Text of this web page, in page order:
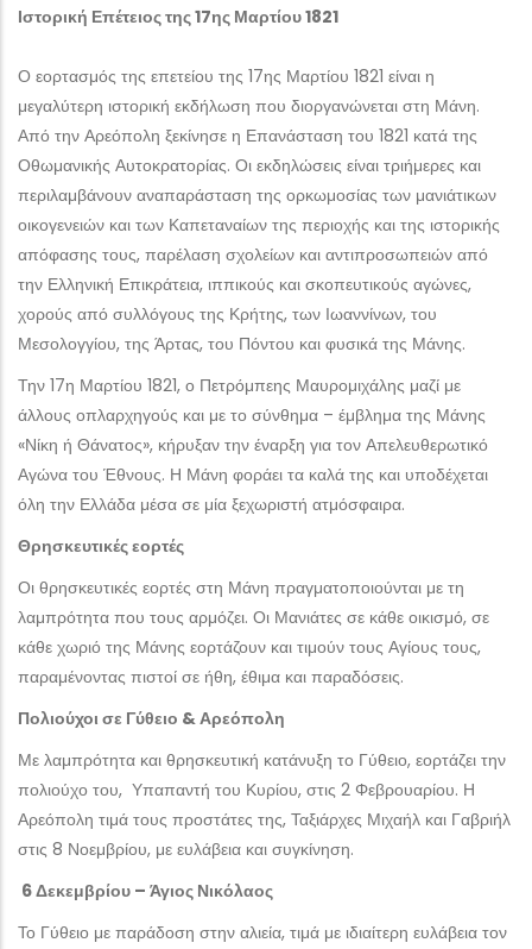
Ιστορική Επέτειος της 17ης Μαρτίου 1821
Ο εορτασμός της επετείου της 17ης Μαρτίου 1821 είναι η
μεγαλύτερη ιστορική εκδήλωση που διοργανώνεται στη Μάνη.
Από την Αρεόπολη ξεκίνησε η Επανάσταση του 1821 κατά της
Οθωμανικής Αυτοκρατορίας. Οι εκδηλώσεις είναι τριήμερες και
περιλαμβάνουν αναπαράσταση της ορκωμοσίας των μανιάτικων
οικογενειών και των Καπεταναίων της περιοχής και της ιστορικής
απόφασης τους, παρέλαση σχολείων και αντιπροσωπειών από
την Ελληνική Επικράτεια, ιππικούς και σκοπευτικούς αγώνες,
χορούς από συλλόγους της Κρήτης, των Ιωαννίνων, του
Μεσολογγίου, της Άρτας, του Πόντου και φυσικά της Μάνης.
Την 17η Μαρτίου 1821, ο Πετρόμπεης Μαυρομιχάλης μαζί με
άλλους οπλαρχηγούς και με το σύνθημα – έμβλημα της Μάνης
«Νίκη ή Θάνατος», κήρυξαν την έναρξη για τον Απελευθερωτικό
Αγώνα του Έθνους. Η Μάνη φοράει τα καλά της και υποδέχεται
όλη την Ελλάδα μέσα σε μία ξεχωριστή ατμόσφαιρα.
Θρησκευτικές εορτές
Οι θρησκευτικές εορτές στη Μάνη πραγματοποιούνται με τη
λαμπρότητα που τους αρμόζει. Οι Μανιάτες σε κάθε οικισμό, σε
κάθε χωριό της Μάνης εορτάζουν και τιμούν τους Αγίους τους,
παραμένοντας πιστοί σε ήθη, έθιμα και παραδόσεις.
Πολιούχοι σε Γύθειο & Αρεόπολη
Με λαμπρότητα και θρησκευτική κατάνυξη το Γύθειο, εορτάζει την
πολιούχο του, Υπαπαντή του Κυρίου, στις 2 Φεβρουαρίου. Η
Αρεόπολη τιμά τους προστάτες της, Ταξιάρχες Μιχαήλ και Γαβριήλ
στις 8 Νοεμβρίου, με ευλάβεια και συγκίνηση.
6 Δεκεμβρίου – Άγιος Νικόλαος
Το Γύθειο με παράδοση στην αλιεία, τιμά με ιδιαίτερη ευλάβεια τον